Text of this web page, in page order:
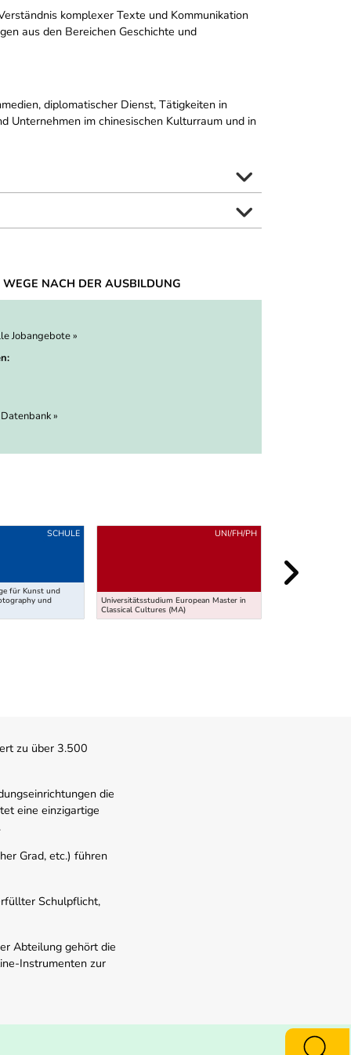
komplexer Texte und Kommunikation
aus den Bereichen Geschichte und
diplomatischer Dienst, Tätigkeiten in
Unternehmen im chinesischen Kulturraum und in
WEGE NACH DER AUSBILDUNG
Jobangebote »
»
für Kunst und
und
SCHULE
Universitätsstudium European Master in
Classical Cultures (MA)
UNI/FH/PH
zu über 3.500
die
eine einzigartige
Grad, etc.) führen
Schulpflicht,
Abteilung gehört die
Instrumenten zur